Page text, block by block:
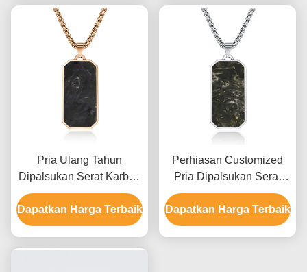
Pria Ulang Tahun
Dipalsukan Serat Karbon
Pendant Emas dan
Choker Doa Hijau
Dapatkan Harga Terbaik
Perhiasan Customized
Pria Dipalsukan Serat
Karbon Pendant Kalung
Bergaya
Dapatkan Harga Terbaik